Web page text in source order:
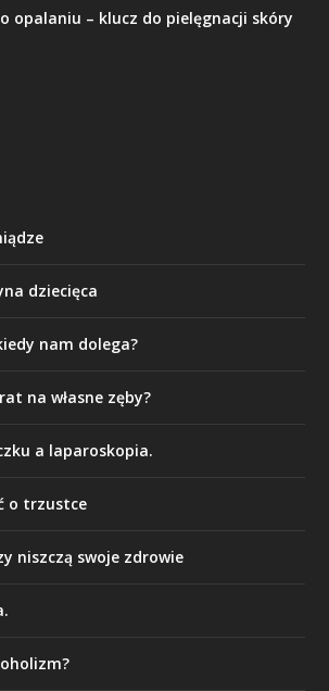
opalaniu – klucz do pielęgnacji skóry
dziecięca
nam dolega?
na własne zęby?
a laparoskopia.
o trzustce
niszczą swoje zdrowie